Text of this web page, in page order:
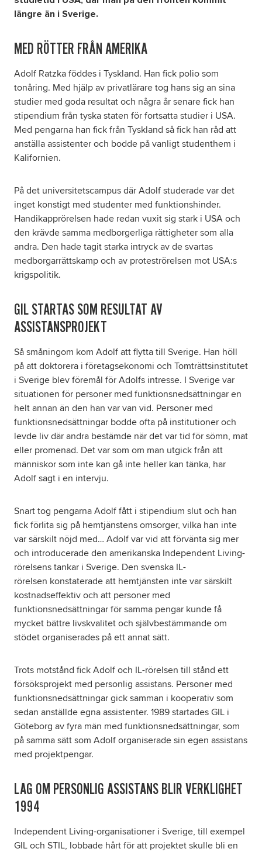
längre än i Sverige.
MED RÖTTER FRÅN AMERIKA
Adolf Ratzka föddes i Tyskland. Han fick polio som
tonåring. Med hjälp av privatlärare tog hans sig an sina
studier med goda resultat och några år senare fick han
stipendium från tyska staten för fortsatta studier i USA.
Med pengarna han fick från Tyskland så fick han råd att
anställa assistenter och bodde på vanligt studenthem i
Kalifornien.
På det universitetscampus där Adolf studerade var det
inget konstigt med studenter med funktionshinder.
Handikapprörelsen hade redan vuxit sig stark i USA och
den krävde samma medborgerliga rättigheter som alla
andra. Den hade tagit starka intryck av de svartas
medborgarrättskamp och av proteströrelsen mot USA:s
krigspolitik.
GIL STARTAS SOM RESULTAT AV
ASSISTANSPROJEKT
Så småningom kom Adolf att flytta till Sverige. Han höll
på att doktorera i företagsekonomi och Tomträttsinstitutet
i Sverige blev föremål för Adolfs intresse. I Sverige var
situationen för personer med funktionsnedsättningar en
helt annan än den han var van vid. Personer med
funktionsnedsättningar bodde ofta på institutioner och
levde liv där andra bestämde när det var tid för sömn, mat
eller promenad. Det var som om man utgick från att
människor som inte kan gå inte heller kan tänka, har
Adolf sagt i en intervju.
Snart tog pengarna Adolf fått i stipendium slut och han
fick förlita sig på hemtjänstens omsorger, vilka han inte
var särskilt nöjd med… Adolf var vid att förvänta sig mer
och introducerade den amerikanska Independent Living-
rörelsens tankar i Sverige. Den svenska IL-
rörelsen konstaterade att hemtjänsten inte var särskilt
kostnadseffektiv och att personer med
funktionsnedsättningar för samma pengar kunde få
mycket bättre livskvalitet och självbestämmande om
stödet organiserades på ett annat sätt.
Trots motstånd fick Adolf och IL-rörelsen till stånd ett
försöksprojekt med personlig assistans. Personer med
funktionsnedsättningar gick samman i kooperativ som
sedan anställde egna assistenter. 1989 startades GIL i
Göteborg av fyra män med funktionsnedsättningar, som
på samma sätt som Adolf organiserade sin egen assistans
med projektpengar.
LAG OM PERSONLIG ASSISTANS BLIR VERKLIGHET
1994
Independent Living-organisationer i Sverige, till exempel
GIL och STIL, lobbade hårt för att projektet skulle bli en